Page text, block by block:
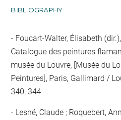
BIBLIOGRAPHY
Foucart-Walter, Élisabeth
Catalogue des peintures
musée du Louvre, [Musée du
Peintures], Paris, Gallimard /
340, 344
Lesné, Claude ; Roquebert,